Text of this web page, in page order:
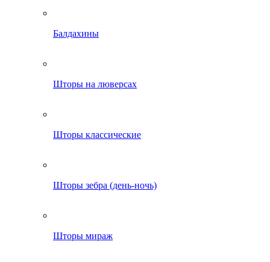
Балдахины
Шторы на люверсах
Шторы классические
Шторы зебра (день-ночь)
Шторы мираж